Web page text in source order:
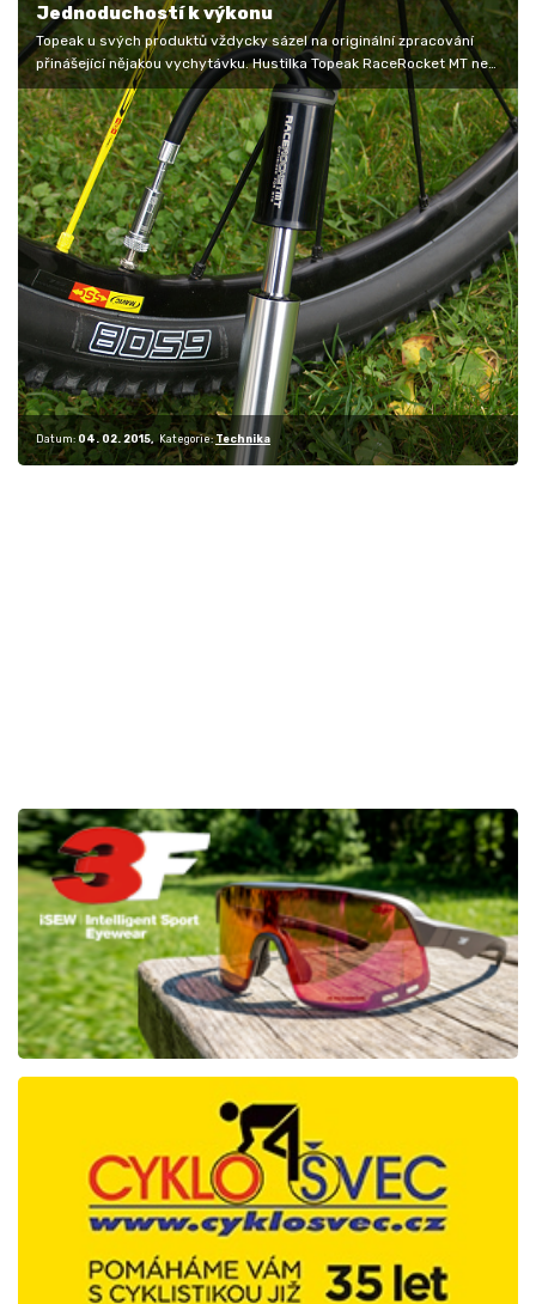
Jednoduchostí k výkonu
Topeak u svých produktů vždycky sázel na originální zpracování
přinášející nějakou vychytávku. Hustilka Topeak RaceRocket MT není
výjimkou,…
Datum: 04. 02. 2015 Kategorie: Technika